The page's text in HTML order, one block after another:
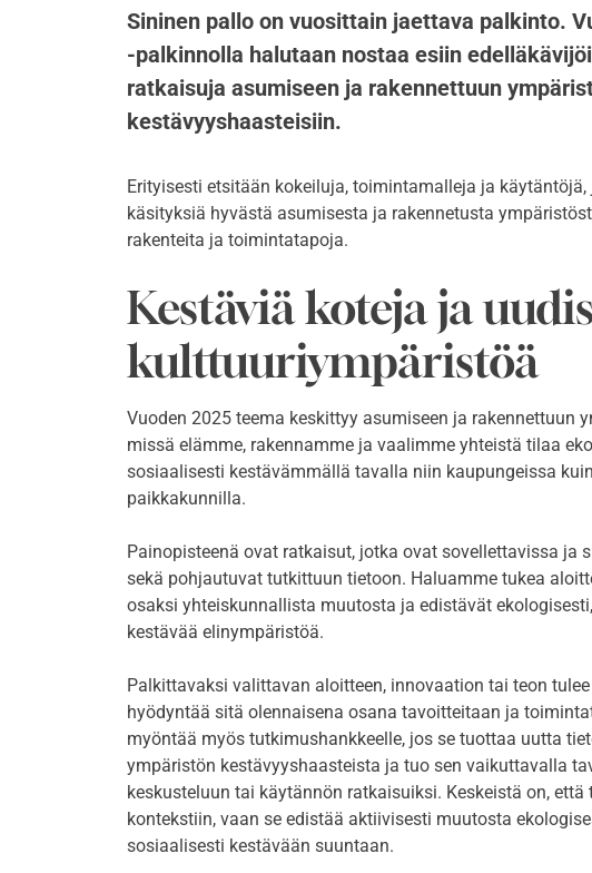
Sininen pallo on vuosittain jaettava palkinto.
-palkinnolla halutaan nostaa esiin
ratkaisuja asumiseen ja rakennettuun
kestävyyshaasteisiin.
Erityisesti etsitään kokeiluja, toimintamalleja ja
käsityksiä hyvästä asumisesta ja rakennetusta
rakenteita ja toimintatapoja.
Kestäviä koteja ja
kulttuuriympäristöä
Vuoden 2025 teema keskittyy asumiseen ja rakennettuun
missä elämme, rakennamme ja vaalimme yhteistä tilaa
sosiaalisesti kestävämmällä tavalla niin kaupungeissa
paikkakunnilla.
Painopisteenä ovat ratkaisut, jotka ovat sovellettavissa ja
sekä pohjautuvat tutkittuun tietoon. Haluamme tukea
osaksi yhteiskunnallista muutosta ja edistävät
kestävää elinympäristöä.
Palkittavaksi valittavan aloitteen, innovaation tai teon
hyödyntää sitä olennaisena osana tavoitteitaan ja
myöntää myös tutkimushankkeelle, jos se tuottaa uutta
ympäristön kestävyyshaasteista ja tuo sen vaikuttavalla
keskusteluun tai käytännön ratkaisuiksi. Keskeistä on,
kontekstiin, vaan se edistää aktiivisesti muutosta
sosiaalisesti kestävään suuntaan.